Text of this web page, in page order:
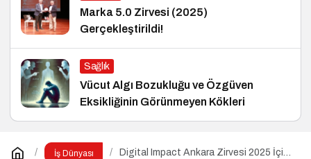
Marka 5.0 Zirvesi (2025)
Gerçekleştirildi!
Sağlık
Vücut Algı Bozukluğu ve Özgüven
Eksikliğinin Görünmeyen Kökleri
İş Dünyası
Digital Impact Ankara Zirvesi 2025 İçin